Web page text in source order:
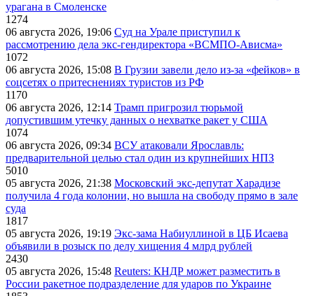
урагана в Смоленске
1274
06 августа 2026, 19:06 Суд на Урале приступил к
рассмотрению дела экс-гендиректора «ВСМПО-Ависма»
1072
06 августа 2026, 15:08 В Грузии завели дело из-за «фейков» в
соцсетях о притеснениях туристов из РФ
1170
06 августа 2026, 12:14 Трамп пригрозил тюрьмой
допустившим утечку данных о нехватке ракет у США
1074
06 августа 2026, 09:34 ВСУ атаковали Ярославль:
предварительной целью стал один из крупнейших НПЗ
5010
05 августа 2026, 21:38 Московский экс-депутат Харадизе
получила 4 года колонии, но вышла на свободу прямо в зале
суда
1817
05 августа 2026, 19:19 Экс-зама Набиуллиной в ЦБ Исаева
объявили в розыск по делу хищения 4 млрд рублей
2430
05 августа 2026, 15:48 Reuters: КНДР может разместить в
России ракетное подразделение для ударов по Украине